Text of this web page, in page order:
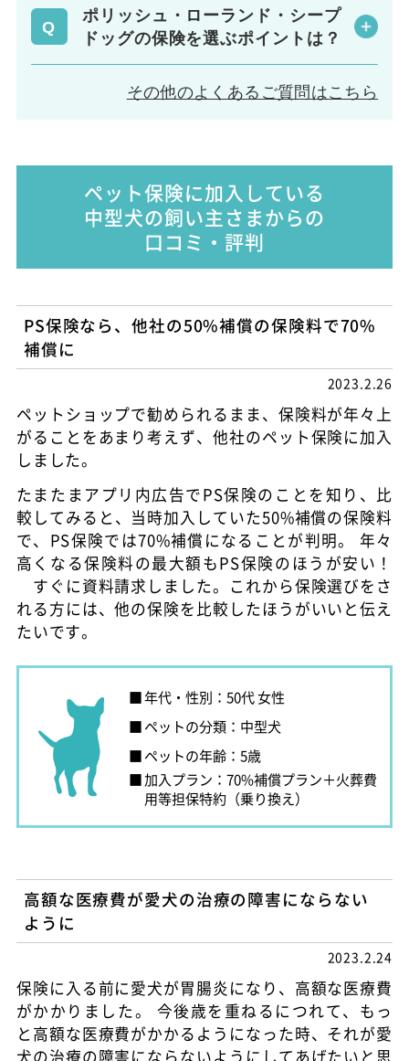
ポリッシュ・ローランド・シープ
ドッグの保険を選ぶポイントは？
その他のよくあるご質問はこちら
ペット保険に加入している
中型犬の飼い主さまからの
口コミ・評判
PS保険なら、他社の50%補償の保険料で70%
補償に
2023.2.26
ペットショップで勧められるまま、保険料が年々上
がることをあまり考えず、他社のペット保険に加入
しました。
たまたまアプリ内広告でPS保険のことを知り、比
較してみると、当時加入していた50%補償の保険料
で、PS保険では70%補償になることが判明。 年々
高くなる保険料の最大額もPS保険のほうが安い！
すぐに資料請求しました。これから保険選びをさ
れる方には、他の保険を比較したほうがいいと伝え
たいです。
年代・性別：50代 女性
ペットの分類：中型犬
ペットの年齢：5歳
加入プラン：70%補償プラン＋火葬費
用等担保特約（乗り換え）
高額な医療費が愛犬の治療の障害にならない
ように
2023.2.24
保険に入る前に愛犬が胃腸炎になり、高額な医療費
がかかりました。 今後歳を重ねるにつれて、もっ
と高額な医療費がかかるようになった時、それが愛
犬の治療の障害にならないようにしてあげたいと思